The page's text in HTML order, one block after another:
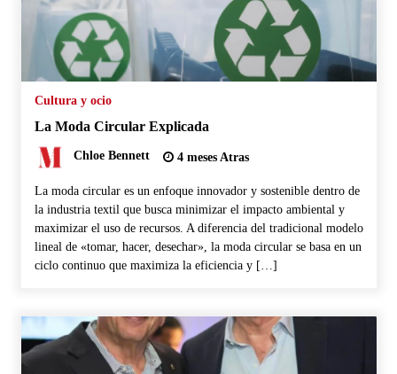
Cultura y ocio
La Moda Circular Explicada
Chloe Bennett 4 meses Atras
La moda circular es un enfoque innovador y sostenible dentro de
la industria textil que busca minimizar el impacto ambiental y
maximizar el uso de recursos. A diferencia del tradicional modelo
lineal de «tomar, hacer, desechar», la moda circular se basa en un
ciclo continuo que maximiza la eficiencia y […]